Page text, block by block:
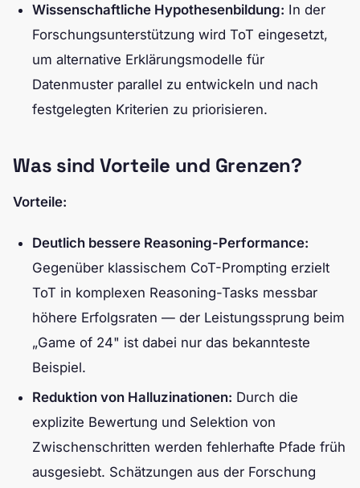
Wissenschaftliche Hypothesenbildung: In der
Forschungsunterstützung wird ToT eingesetzt,
um alternative Erklärungsmodelle für
Datenmuster parallel zu entwickeln und nach
festgelegten Kriterien zu priorisieren.
Was sind Vorteile und Grenzen?
Vorteile:
Deutlich bessere Reasoning-Performance:
Gegenüber klassischem CoT-Prompting erzielt
ToT in komplexen Reasoning-Tasks messbar
höhere Erfolgsraten — der Leistungssprung beim
„Game of 24" ist dabei nur das bekannteste
Beispiel.
Reduktion von Halluzinationen: Durch die
explizite Bewertung und Selektion von
Zwischenschritten werden fehlerhafte Pfade früh
ausgesiebt. Schätzungen aus der Forschung